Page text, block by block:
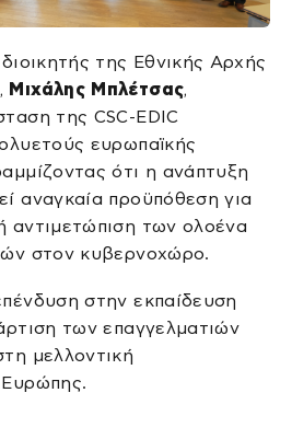
της Εθνικής Αρχής
Μιχάλης Μπλέτσας,
της CSC-EDIC
ευρωπαϊκής
ότι η ανάπτυξη
αναγκαία προϋπόθεση για
αντιμετώπιση των ολοένα
στον κυβερνοχώρο.
στην εκπαίδευση
των επαγγελματιών
μελλοντική
Ευρώπης.